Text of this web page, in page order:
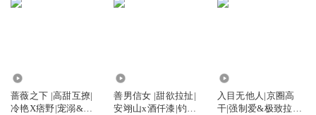
蔷薇之下 |高甜互撩|
冷艳X痞野|宠溺&双
善男信女 |甜欲拉扯|
安翊山x酒仟漆|钓系x
入目无他人|京圈高
干|强制爱&极致拉扯|